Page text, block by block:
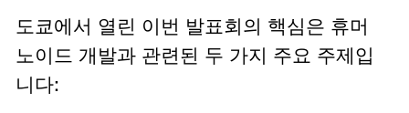
도쿄에서 열린 이번 발표회의 핵심은 휴머
노이드 개발과 관련된 두 가지 주요 주제입
니다: